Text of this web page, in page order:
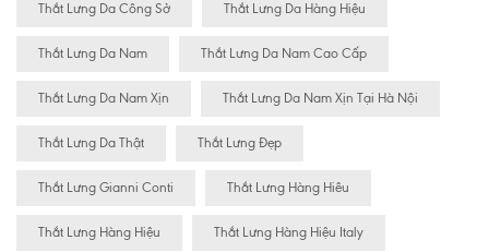
Thắt Lưng Da Công Sở Thắt Lưng Da Hàng Hiệu
Thắt Lưng Da Nam Thắt Lưng Da Nam Cao Cấp
Thắt Lưng Da Nam Xịn Thắt Lưng Da Nam Xịn Tại Hà Nội
Thắt Lưng Da Thật Thắt Lưng Đẹp
Thắt Lưng Gianni Conti Thắt Lưng Hàng Hiêu
Thắt Lưng Hàng Hiệu Thắt Lưng Hàng Hiệu Italy